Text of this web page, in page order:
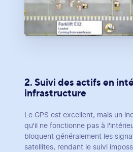
2. Suivi des actifs en
infrastructure
Le GPS est excellent, mais un
qu'il ne fonctionne pas à
bloquent généralement les
satellites, rendant le suivi